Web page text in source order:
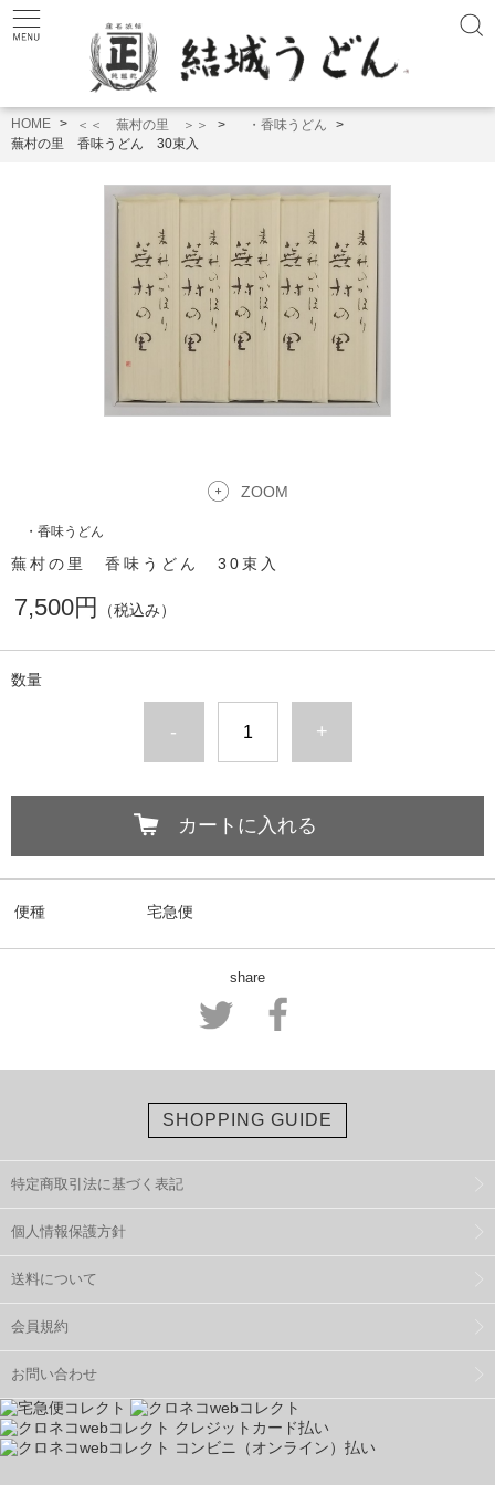
HOME ＜＜ 蕪村の里 ＞＞
・香味うどん
蕪村の里 香味うどん 30束入
ZOOM
・香味うどん
蕪村の里 香味うどん 30束入
7,500円 （税込み）
数量
- +
カートに入れる
便種 宅急便
share
SHOPPING GUIDE
特定商取引法に基づく表記
個人情報保護方針
送料について
会員規約
お問い合わせ